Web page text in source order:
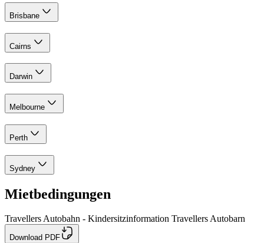
Brisbane
Cairns
Darwin
Melbourne
Perth
Sydney
Mietbedingungen
Travellers Autobahn - Kindersitzinformation Travellers Autobarn
Download PDF